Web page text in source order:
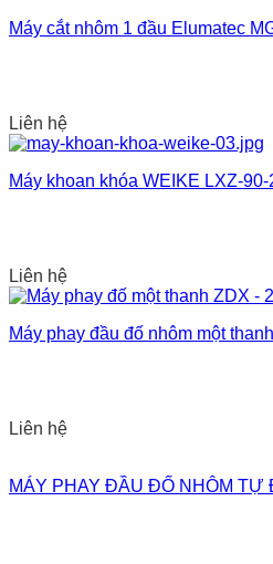
Máy cắt nhôm 1 đầu Elumatec
Liên hệ
Máy khoan khóa WEIKE LXZ-
Liên hệ
Máy phay đầu đố nhôm một
Liên hệ
MÁY PHAY ĐẦU ĐỐ NHÔM TỰ